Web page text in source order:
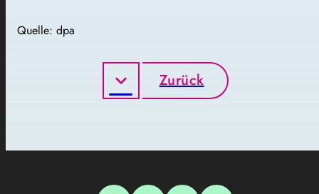
Quelle: dpa
Zurück